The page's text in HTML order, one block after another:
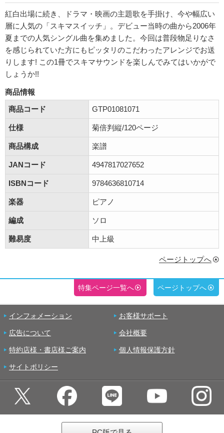
紅白出場に続き、ドラマ・映画の主題歌を手掛け、今や幅広い
層に人気の「スキマスイッチ」。デビュー当時の曲から2006年
夏までの人気シングル曲を集めました。今回は普段物足りなさ
を感じられていた方にもピッタリのこだわったアレンジでお送
りします! この1冊でスキマサウンドを楽しんでみてはいかがで
しょうか!!
商品情報
商品コード
GTP01081071
仕様 菊倍判縦/120ページ
商品構成 楽譜
JANコード 4947817027652
ISBNコード 9784636810714
楽器 ピアノ
編成 ソロ
難易度 中上級
ページトップへ
特集ページ一覧へ ページトップへ
インフォメーション お客様サポート
広告について 会社概要
特約店様・書店様ご案内 個人情報保護方針
サイトポリシー